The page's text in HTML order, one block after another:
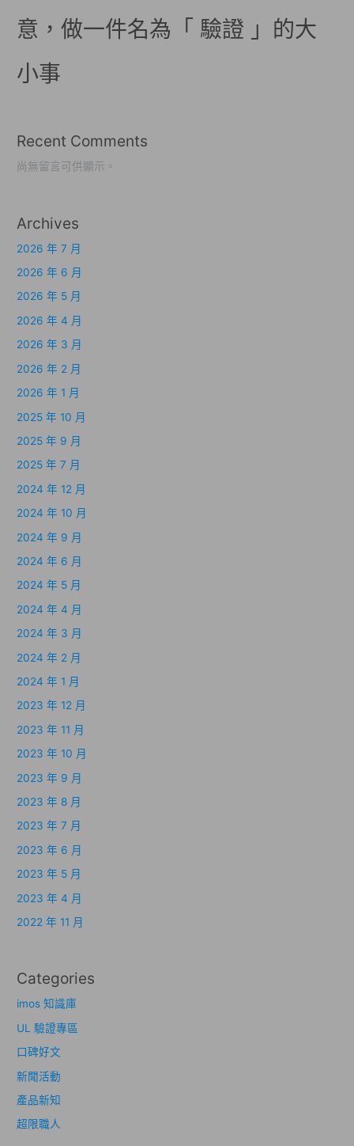
意，做一件名為「 驗證 」的大
小事
Recent Comments
尚無留言可供顯示。
Archives
2026 年 7 月
2026 年 6 月
2026 年 5 月
2026 年 4 月
2026 年 3 月
2026 年 2 月
2026 年 1 月
2025 年 10 月
2025 年 9 月
2025 年 7 月
2024 年 12 月
2024 年 10 月
2024 年 9 月
2024 年 6 月
2024 年 5 月
2024 年 4 月
2024 年 3 月
2024 年 2 月
2024 年 1 月
2023 年 12 月
2023 年 11 月
2023 年 10 月
2023 年 9 月
2023 年 8 月
2023 年 7 月
2023 年 6 月
2023 年 5 月
2023 年 4 月
2022 年 11 月
Categories
imos 知識庫
UL 驗證專區
口碑好文
新聞活動
產品新知
超限職人